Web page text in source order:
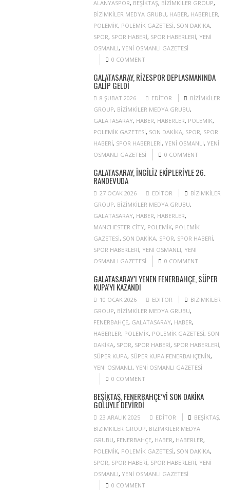
ALANYASPOR, BEŞIKTAŞ, BIZIMKILER GROUP,
BIZIMKILER MEDYA GRUBU, HABER, HABERLER,
POLEMIK, POLEMIK GAZETESI, SON DAKIKA,
SPOR, SPOR HABERI, SPOR HABERLERI, YENI
OSMANLI, YENI OSMANLI GAZETESI
0 COMMENT
GALATASARAY, RIZESPOR DEPLASMANINDA
GALIP GELDI
8 ŞUBAT 2026 EDITOR
BIZIMKILER
GROUP, BIZIMKILER MEDYA GRUBU,
GALATASARAY, HABER, HABERLER, POLEMIK,
POLEMIK GAZETESI, SON DAKIKA, SPOR, SPOR
HABERI, SPOR HABERLERI, YENI OSMANLI, YENI
OSMANLI GAZETESI
0 COMMENT
GALATASARAY, İNGILIZ EKIPLERIYLE 26.
RANDEVUDA
27 OCAK 2026 EDITOR
BIZIMKILER
GROUP, BIZIMKILER MEDYA GRUBU,
GALATASARAY, HABER, HABERLER,
MANCHESTER CITY, POLEMIK, POLEMIK
GAZETESI, SON DAKIKA, SPOR, SPOR HABERI,
SPOR HABERLERI, YENI OSMANLI, YENI
OSMANLI GAZETESI
0 COMMENT
GALATASARAY’I YENEN FENERBAHÇE, SÜPER
KUPA’YI KAZANDI
10 OCAK 2026 EDITOR
BIZIMKILER
GROUP, BIZIMKILER MEDYA GRUBU,
FENERBAHÇE, GALATASARAY, HABER,
HABERLER, POLEMIK, POLEMIK GAZETESI, SON
DAKIKA, SPOR, SPOR HABERI, SPOR HABERLERI,
SÜPER KUPA, SÜPER KUPA FENERBAHÇENIN,
YENI OSMANLI, YENI OSMANLI GAZETESI
0 COMMENT
BEŞIKTAŞ, FENERBAHÇE’YI SON DAKIKA
GOLÜYLE DEVIRDI
23 ARALIK 2025 EDITOR BEŞIKTAŞ,
BIZIMKILER GROUP, BIZIMKILER MEDYA
GRUBU, FENERBAHÇE, HABER, HABERLER,
POLEMIK, POLEMIK GAZETESI, SON DAKIKA,
SPOR, SPOR HABERI, SPOR HABERLERI, YENI
OSMANLI, YENI OSMANLI GAZETESI
0 COMMENT